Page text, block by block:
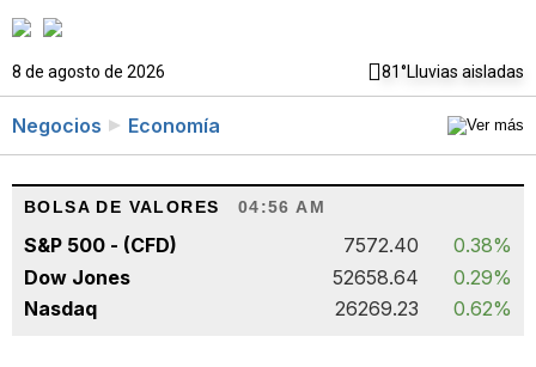
8 de agosto de 2026 81°Lluvias aisladas
Negocios Economía
BOLSA DE VALORES 04:56 AM
S&P 500 - (CFD) 7572.40
0.38%
Dow Jones
52658.64
0.29%
Nasdaq
26269.23 0.62%